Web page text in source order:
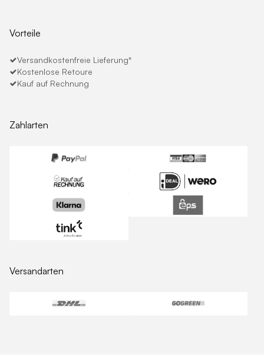
Vorteile
Versandkostenfreie Lieferung*
Kostenlose Retoure
Kauf auf Rechnung
Zahlarten
Versandarten